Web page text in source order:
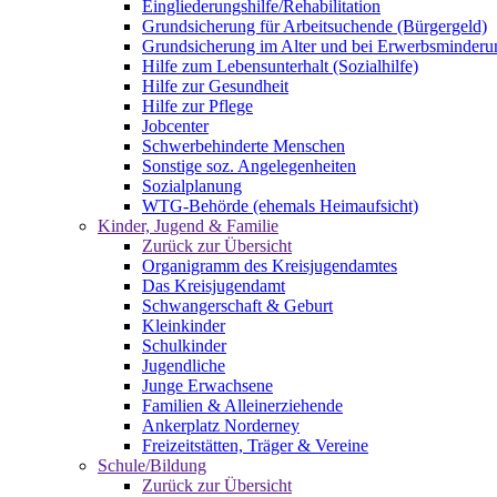
Eingliederungshilfe/Rehabilitation
Grundsicherung für Arbeitsuchende (Bürgergeld)
Grundsicherung im Alter und bei
Hilfe zum Lebensunterhalt (Sozialhilfe)
Hilfe zur Gesundheit
Hilfe zur Pflege
Jobcenter
Schwerbehinderte Menschen
Sonstige soz. Angelegenheiten
Sozialplanung
WTG-Behörde (ehemals Heimaufsicht)
Kinder, Jugend & Familie
Zurück zur Übersicht
Organigramm des Kreisjugendamtes
Das Kreisjugendamt
Schwangerschaft & Geburt
Kleinkinder
Schulkinder
Jugendliche
Junge Erwachsene
Familien & Alleinerziehende
Ankerplatz Norderney
Freizeitstätten, Träger & Vereine
Schule/Bildung
Zurück zur Übersicht